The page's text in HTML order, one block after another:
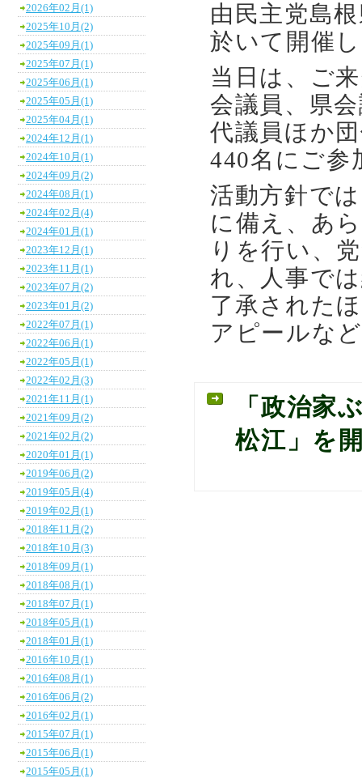
由民主党島
於いて開催
当日は、ご
会議員、県
代議員ほか
440名にご参
活動方針で
に備え、あ
りを行い、
れ、人事で
了承された
アピールな
「政治家
松江」を
2026年02月(1)
2025年10月(2)
2025年09月(1)
2025年07月(1)
2025年06月(1)
2025年05月(1)
2025年04月(1)
2024年12月(1)
2024年10月(1)
2024年09月(2)
2024年08月(1)
2024年02月(4)
2024年01月(1)
2023年12月(1)
2023年11月(1)
2023年07月(2)
2023年01月(2)
2022年07月(1)
2022年06月(1)
2022年05月(1)
2022年02月(3)
2021年11月(1)
2021年09月(2)
2021年02月(2)
2020年01月(1)
2019年06月(2)
2019年05月(4)
2019年02月(1)
2018年11月(2)
2018年10月(3)
2018年09月(1)
2018年08月(1)
2018年07月(1)
2018年05月(1)
2018年01月(1)
2016年10月(1)
2016年08月(1)
2016年06月(2)
2016年02月(1)
2015年07月(1)
2015年06月(1)
2015年05月(1)